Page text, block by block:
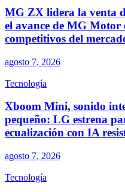
MG ZX lidera la venta
el avance de MG Motor
competitivos del
agosto 7, 2026
Tecnología
Xboom Mini, sonido
pequeño: LG estrena
ecualización con IA
agosto 7, 2026
Tecnología